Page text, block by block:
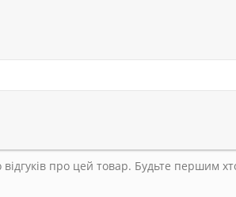
про цей товар. Будьте першим